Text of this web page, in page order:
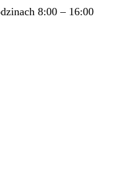
8:00 – 16:00